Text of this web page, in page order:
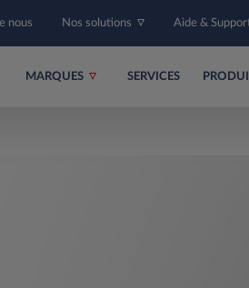
nous Nos solutions Aide &
MARQUES SERVICES